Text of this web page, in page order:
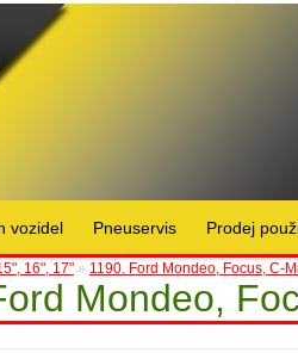
vozidel Pneuservis Prodej
16", 17" » 1190. Ford Mondeo, Focus, C-
Mondeo,